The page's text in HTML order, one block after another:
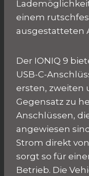
einem
ausgestatteten
Der IONIQ 9
USB-C-
ersten, zweiten
Gegensatz zu
Anschlüssen,
angewiesen
Strom direkt
sorgt so für
Betrieb. Die